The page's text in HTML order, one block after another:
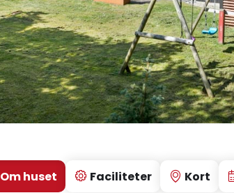
Om huset Faciliteter Kort